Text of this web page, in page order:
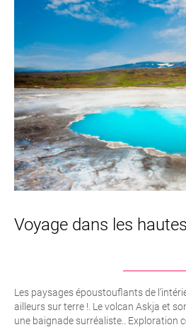
Voyage dans les
Les paysages époustouflants de
ailleurs sur terre !. Le volcan Askja et
une baignade surréaliste.. Exploration